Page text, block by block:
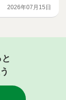
欲ある
2026年07月15日